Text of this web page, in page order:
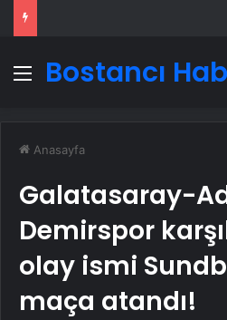
Menü
Bostancı
Anasayfa
Galatasaray-
Demirspor
olay ismi
maça atandı!